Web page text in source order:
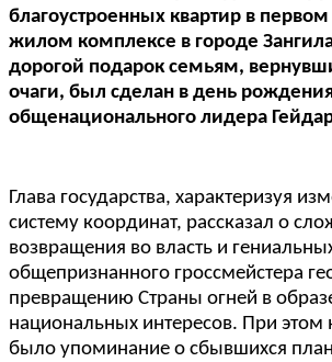
благоустроенных квартир в
жилом комплексе в городе
дорогой подарок семьям,
очаги, был сделан в день
общенационального лидера
Глава государства, характеризуя
систему координат, рассказал о
возвращения во власть и
общепризнанного гроссмейстера
превращению Страны огней в
национальных интересов. При этом
было упоминание о сбывшихся